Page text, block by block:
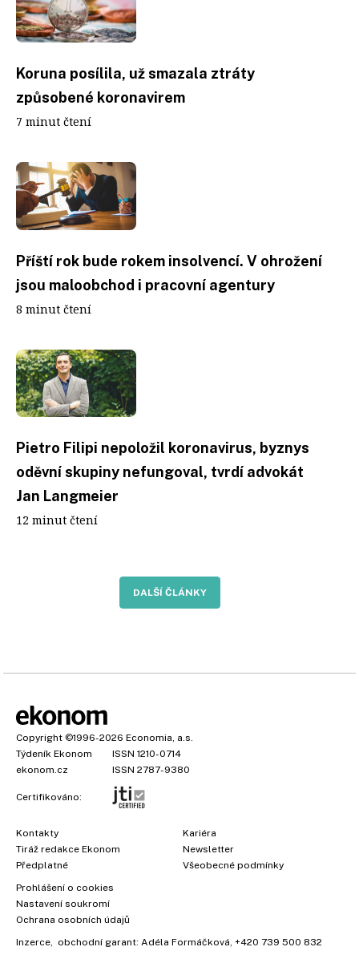
Koruna posílila, už smazala ztráty
způsobené koronavirem
7 minut čtení
Příští rok bude rokem insolvencí. V ohrožení
jsou maloobchod i pracovní agentury
8 minut čtení
Pietro Filipi nepoložil koronavirus, byznys
oděvní skupiny nefungoval, tvrdí advokát
Jan Langmeier
12 minut čtení
DALŠÍ ČLÁNKY
Copyright ©1996-2026 Economia, a.s.
Týdeník Ekonom
ISSN 1210-0714
ekonom.cz
ISSN 2787-9380
Certifikováno:
Kontakty
Tiráž redakce Ekonom
Předplatné
Kariéra
Newsletter
Všeobecné podmínky
Prohlášení o cookies
Nastavení soukromí
Ochrana osobních údajů
Inzerce, obchodní garant: Adéla Formáčková, +420 739 500 832